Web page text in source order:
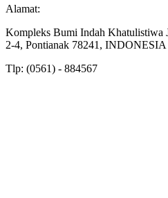
Alamat:
Kompleks Bumi Indah
2-4, Pontianak 78241, INDONESIA
Tlp: (0561) - 884567